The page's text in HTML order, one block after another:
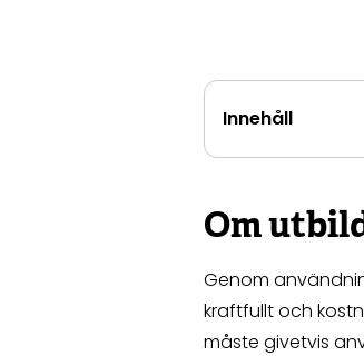
Innehåll
Om
Genom
kraftfullt och
måste givetvis